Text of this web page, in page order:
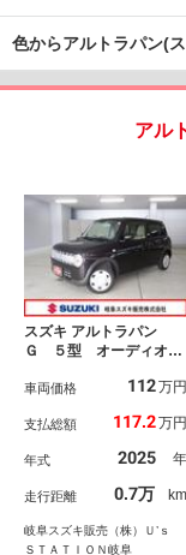
色からアルトラパン(
アル
スズキ アルトラパン
Ｇ ５型 オーディオレ
保証継承 認定中古車
リヤパーキングセンサ
様 ＵＳＢ電源ソケッ
ト 運転席シートヒータ
ー 電動ドアミラー フ
ロアマット 新車保証継
承
車両価格 112万円
支払総額 117.2万円
年式 2025 年
走行距離 0.7万 km
岐阜スズキ販売（株）Ｕ’ｓ
ＳＴＡＴＩＯＮ岐阜